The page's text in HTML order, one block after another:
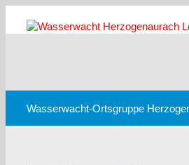
Inhalt
Wasserwacht-Ortsgruppe